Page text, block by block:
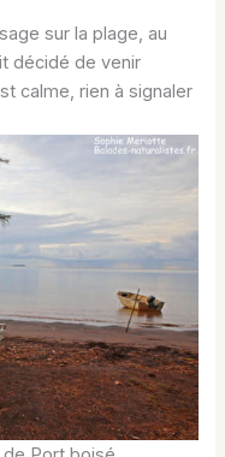
sur la plage, au
décidé de venir
calme, rien à signaler